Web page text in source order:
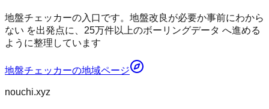
地盤チェッカーの入口です。地盤改良が必要か事前にわから
ない を出発点に、25万件以上のボーリングデータ へ進める
ように整理しています
地盤チェッカーの地域ページ
nouchi.xyz